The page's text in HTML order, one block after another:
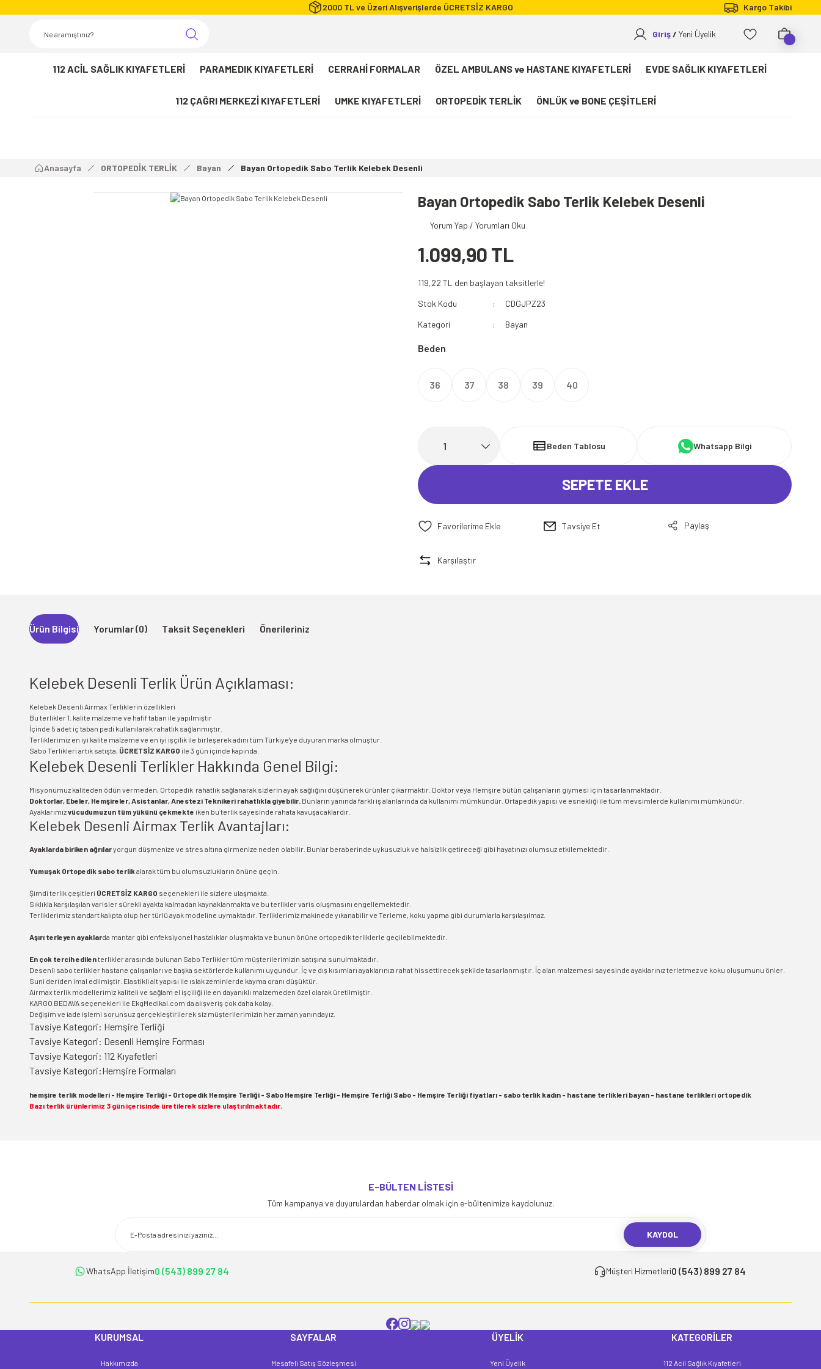
2000 TL ve Üzeri Alışverişlerde ÜCRETSİZ KARGO Kargo Takibi
Giriş Yeni Üyelik
112 ACİL SAĞLIK KIYAFETLERİ PARAMEDIK KIYAFETLERİ CERRAHİ FORMALAR ÖZEL AMBULANS ve HASTANE KIYAFETLERİ EVDE SAĞLIK KIYAFETLERİ
112 ÇAĞRI MERKEZİ KIYAFETLERİ UMKE KIYAFETLERİ ORTOPEDİK TERLİK ÖNLÜK ve BONE ÇEŞİTLERİ
Paramedik T-shirt
112 Paramedik Yelek
112 Acil Sağlık Polar
Paramedik Swit
Anasayfa ORTOPEDİK TERLİK Bayan Bayan Ortopedik Sabo Terlik Kelebek Desenli
Bayan Ortopedik Sabo Terlik Kelebek Desenli
Yorum Yap / Yorumları Oku
1.099,90 TL
119,22 TL den başlayan taksitlerle!
Stok Kodu
CDGJPZ23
Kategori
Bayan
Beden
36 37 38 39 40
Beden Tablosu Whatsapp Bilgi
SEPETE EKLE
Tavsiye Et Paylaş
Karşılaştır
Ürün Bilgisi Yorumlar (0) Taksit Seçenekleri Önerileriniz
Kelebek Desenli Terlik Ürün Açıklaması:
Kelebek Desenli Airmax Terliklerin özellikleri
Bu terlikler 1. kalite malzeme ve hafif taban ile yapılmıştır
İçinde 5 adet iç taban pedi kullanılarak rahatlık sağlanmıştır.
Terliklerimiz en iyi kalite malzeme ve en iyi işçilik ile birleşerek adını tüm Türkiye'ye duyuran marka olmuştur.
Sabo Terlikleri artık satışta, ÜCRETSİZ KARGO ile 3 gün içinde kapında.
Kelebek Desenli Terlikler Hakkında Genel Bilgi:
Misyonumuz kaliteden ödün vermeden, Ortopedik rahatlık sağlanarak sizlerin ayak sağlığını düşünerek ürünler çıkarmaktır. Doktor veya Hemşire bütün çalışanların giymesi için tasarlanmaktadır.
Doktorlar, Ebeler, Hemşireler, Asistanlar, Anestezi Teknikeri rahatlıkla giyebilir. Bunların yanında farklı iş alanlarında da kullanımı mümkündür. Ortapedik yapısı ve esnekliği ile tüm mevsimlerde kullanımı mümkündür.
Ayaklarımızvücudumuzun tüm yükünü çekmekte iken bu terlik sayesinde rahata kavuşacaklardır.
Kelebek Desenli Airmax Terlik Avantajları:
Ayaklarda biriken ağrılaryorgun düşmenize ve stres altına girmenize neden olabilir. Bunlar beraberinde uykusuzluk ve halsizlik getireceği gibi hayatınızı olumsuz etkilemektedir.
Yumuşak Ortopedik sabo terlik alarak tüm bu olumsuzlukların önüne geçin.
Şimdi terlik çeşitleri ÜCRETSİZ KARGO seçenekleri ile sizlere ulaşmakta.
Sıklıkla karşılaşılan varisler sürekli ayakta kalmadan kaynaklanmakta ve bu terlikler varis oluşmasını engellemektedir.
Terliklerimiz standart kalıpta olup her türlü ayak modeline uymaktadır. Terliklerimiz makinede yıkanabilir ve Terleme, koku yapma gibi durumlarla karşılaşılmaz.
Aşırı terleyen ayaklarda mantar gibi enfeksiyonel hastalıklar oluşmakta ve bunun önüne ortopedik terliklerle geçilebilmektedir.
En çok tercih edilenterlikler arasında bulunan Sabo Terlikler tüm müşterilerimizin satışına sunulmaktadır.
Desenli sabo terlikler hastane çalışanları ve başka sektörlerde kullanımı uygundur. İç ve dış kısımları ayaklarınızı rahat hissettirecek şekilde tasarlanmıştır. İç alan malzemesi sayesinde ayaklarınız terletmez ve koku oluşumunu önler.
Suni deriden imal edilmiştir. Elastikli alt yapısı ile ıslak zeminlerde kayma oranı düşüktür.
Airmax terlik modellerimiz kaliteli ve sağlam el işçiliği ile en dayanıklı malzemeden özel olarak üretilmiştir.
KARGO BEDAVA seçenekleri ile EkgMedikal.com da alışveriş çok daha kolay.
Değişim ve iade işlemi sorunsuz gerçekleştirilerek siz müşterilerimizin her zaman yanındayız.
Tavsiye Kategori: Hemşire Terliği
Tavsiye Kategori: Desenli Hemşire Forması
Tavsiye Kategori: 112 Kıyafetleri
Tavsiye Kategori:Hemşire Formaları
hemşire terlik modelleri - Hemşire Terliği - Ortopedik Hemşire Terliği - Sabo Hemşire Terliği - Hemşire Terliği Sabo - Hemşire Terliği fiyatları - sabo terlik kadın - hastane terlikleri bayan - hastane terlikleri ortopedik
Bazı terlik ürünlerimiz 3 gün içerisinde üretilerek sizlere ulaştırılmaktadır.
Ürün açıklamasında eksik bilgiler bulunuyor.
Ürün fiyatı diğer sitelerden daha pahalı.
E-BÜLTEN LİSTESİ
Tüm kampanya ve duyurulardan haberdar olmak için e-bültenimize kaydolunuz.
KAYDOL
WhatsApp İletişim0 (543) 899 27 84 Müşteri Hizmetleri0 (543) 899 27 84
KURUMSAL
Hakkımızda
SAYFALAR
Mesafeli Satış Sözleşmesi
ÜYELİK
Yeni Üyelik
KATEGORİLER
112 Acil Sağlık Kıyafetleri